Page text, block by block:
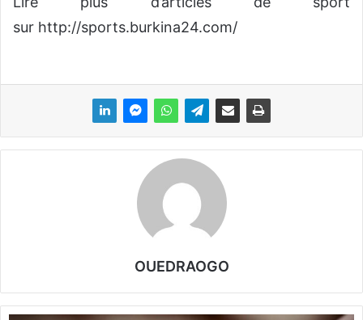
sur http://sports.burkina24.com/
OUEDRAOGO